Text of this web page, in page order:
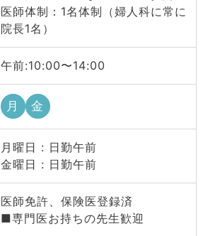
医師体制：1名体制（婦人科に常に
院長1名）
午前:10:00〜14:00
月 金
月曜日 : 日勤午前
金曜日 : 日勤午前
医師免許、保険医登録済
■専門医お持ちの先生歓迎